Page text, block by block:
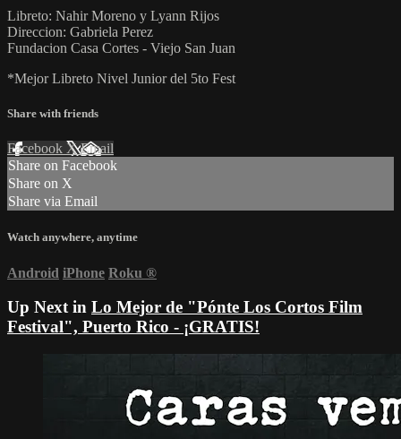
Libreto: Nahir Moreno y Lyann Rijos
Direccion: Gabriela Perez
Fundacion Casa Cortes - Viejo San Juan
*Mejor Libreto Nivel Junior del 5to Fest
Share with friends
Facebook XEmail
Share on Facebook
Share on X
Share via Email
Watch anywhere, anytime
Android iPhone Roku ®
Up Next in Lo Mejor de "Pónte Los Cortos Film
Festival", Puerto Rico - ¡GRATIS!